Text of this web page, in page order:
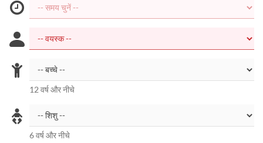
12 वर्ष और नीचे
6 वर्ष और नीचे